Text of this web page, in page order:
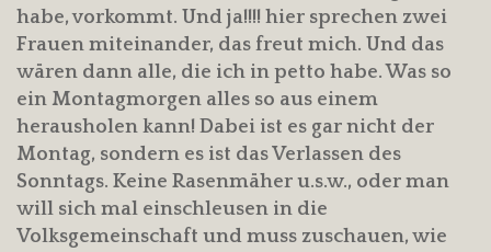
habe, vorkommt. Und ja!!!! hier sprechen zwei
Frauen miteinander, das freut mich. Und das
wären dann alle, die ich in petto habe. Was so
ein Montagmorgen alles so aus einem
herausholen kann! Dabei ist es gar nicht der
Montag, sondern es ist das Verlassen des
Sonntags. Keine Rasenmäher u.s.w., oder man
will sich mal einschleusen in die
Volksgemeinschaft und muss zuschauen, wie